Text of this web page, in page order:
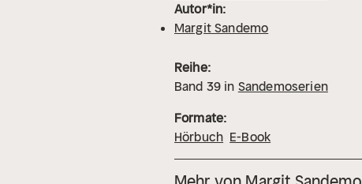
Autor*in:
Margit Sandemo
Reihe:
Band 39 in Sandemoserien
Formate:
Hörbuch E-Book